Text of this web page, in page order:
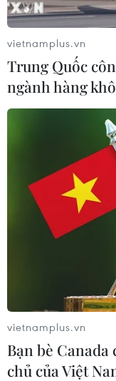
vietnamplus.vn
Trung Quốc
ngành hàng
vietnamplus.vn
Bạn bè Canada
chủ của Việt